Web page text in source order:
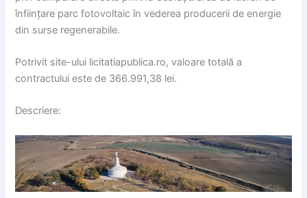
înființare parc fotovoltaic în vederea producerii de energie
din surse regenerabile.
Potrivit site-ului licitatiapublica.ro, valoare totală a
contractului este de 366.991,38 lei.
Descriere: